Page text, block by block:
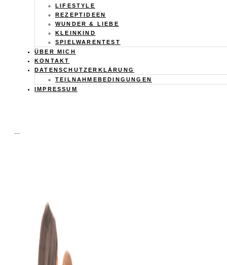
LIFESTYLE
REZEPTIDEEN
WUNDER & LIEBE
KLEINKIND
SPIELWARENTEST
ÜBER MICH
KONTAKT
DATENSCHUTZERKLÄRUNG
TEILNAHMEBEDINGUNGEN
IMPRESSUM